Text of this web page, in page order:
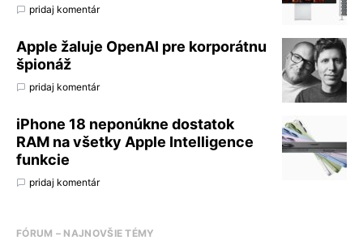
pridaj komentár
Apple žaluje OpenAI pre korporátnu
špionáž
pridaj komentár
iPhone 18 neponúkne dostatok
RAM na všetky Apple Intelligence
funkcie
pridaj komentár
FÓRUM – NAJNOVŠIE TÉMY